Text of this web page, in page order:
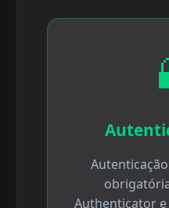
Authenticator e